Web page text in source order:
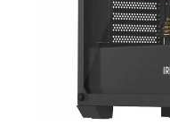
GAMING
Portatīvie
Audio
Stacionārie